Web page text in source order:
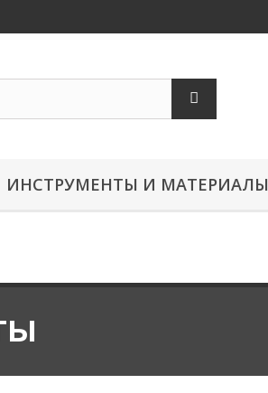
ИНСТРУМЕНТЫ И МАТЕРИАЛЫ